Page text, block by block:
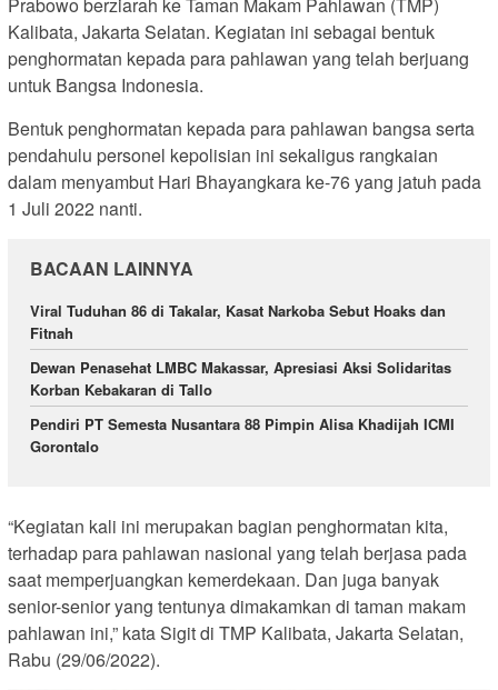
Prabowo berziarah ke Taman Makam Pahlawan (TMP)
Kalibata, Jakarta Selatan. Kegiatan ini sebagai bentuk
penghormatan kepada para pahlawan yang telah berjuang
untuk Bangsa Indonesia.
Bentuk penghormatan kepada para pahlawan bangsa serta
pendahulu personel kepolisian ini sekaligus rangkaian
dalam menyambut Hari Bhayangkara ke-76 yang jatuh pada
1 Juli 2022 nanti.
BACAAN LAINNYA
Viral Tuduhan 86 di Takalar, Kasat Narkoba Sebut Hoaks dan
Fitnah
Dewan Penasehat LMBC Makassar, Apresiasi Aksi Solidaritas
Korban Kebakaran di Tallo
Pendiri PT Semesta Nusantara 88 Pimpin Alisa Khadijah ICMI
Gorontalo
“Kegiatan kali ini merupakan bagian penghormatan kita,
terhadap para pahlawan nasional yang telah berjasa pada
saat memperjuangkan kemerdekaan. Dan juga banyak
senior-senior yang tentunya dimakamkan di taman makam
pahlawan ini,” kata Sigit di TMP Kalibata, Jakarta Selatan,
Rabu (29/06/2022).